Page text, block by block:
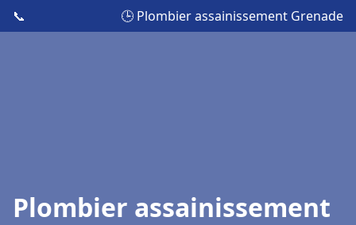
📞 🕒 Plombier assainissement Grenade
Plombier assainissement